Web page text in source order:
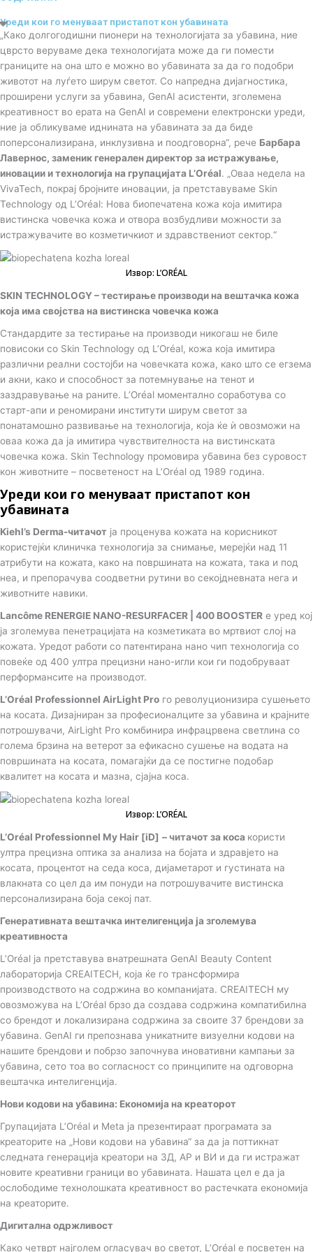
m
t
i
k
t
o
k
-
c
o
n
Уреди кои го менуваат пристапот кон убавината
„Како долгогодишни пионери на технологијата за убавина, ние
цврсто веруваме дека технологијата може да ги помести
границите на она што е можно во убавината за да го подобри
животот на луѓето ширум светот. Со напредна дијагностика,
проширени услуги за убавина, GenAI асистенти, зголемена
креативност во ерата на GenAI и современи електронски уреди,
ние ја обликуваме иднината на убавината за да биде
поперсонализирана, инклузивна и поодговорна“, рече Барбара
Лавернос, заменик генерален директор за истражување,
иновации и технологија на групацијата L’Oréal. „Оваа недела на
VivaTech, покрај бројните иновации, ја претставуваме Skin
Technology од L’Oréal: Нова биопечатена кожа која имитира
вистинска човечка кожа и отвора возбудливи можности за
истражувачите во козметичкиот и здравствениот сектор.“
Извор: L’ORÉAL
SKIN TECHNOLOGY – тестирање производи на вештачка кожа
која има својства на вистинска човечка кожа
Стандардите за тестирање на производи никогаш не биле
повисоки со Skin Technology од L’Oréal, кожа која имитира
различни реални состојби на човечката кожа, како што се егзема
и акни, како и способност за потемнување на тенот и
заздравување на раните. L’Oréal моментално соработува со
старт-апи и реномирани институти ширум светот за
понатамошно развивање на технологија, која ќе ѝ овозможи на
оваа кожа да ја имитира чувствителноста на вистинската
човечка кожа. Skin Technology промовира убавина без суровост
кон животните – посветеност на L’Oréal од 1989 година.
Уреди кои го менуваат пристапот кон
убавината
Kiehl’s Derma-читачот ја проценува кожата на корисникот
користејќи клиничка технологија за снимање, мерејќи над 11
атрибути на кожата, како на површината на кожата, така и под
неа, и препорачува соодветни рутини во секојдневната нега и
животните навики.
Lancôme RENERGIE NANO-RESURFACER | 400 BOOSTER е уред кој
ја зголемува пенетрацијата на козметиката во мртвиот слој на
кожата. Уредот работи со патентирана нано чип технологија со
повеќе од 400 ултра прецизни нано-игли кои ги подобруваат
перформансите на производот.
L’Oréal Professionnel AirLight Pro го револуционизира сушењето
на косата. Дизајниран за професионалците за убавина и крајните
потрошувачи, AirLight Pro комбинира инфрацрвена светлина со
голема брзина на ветерот за ефикасно сушење на водата на
површината на косата, помагајќи да се постигне подобар
квалитет на косата и мазна, сјајна коса.
Извор: L’ORÉAL
L’Oréal Professionnel My Hair [iD] – читачот за коса користи
ултра прецизна оптика за анализа на бојата и здравјето на
косата, процентот на седа коса, дијаметарот и густината на
влакната со цел да им понуди на потрошувачите вистинска
персонализирана боја секој пат.
Генеративната вештачка интелигенција ја зголемува
креативноста
L’Oréal ја претставува внатрешната GenAI Beauty Content
лабораторија CREAITECH, која ќе го трансформира
производството на содржина во компанијата. CREAITECH му
овозможува на L’Oréal брзо да создава содржина компатибилна
со брендот и локализирана содржина за своите 37 брендови за
убавина. GenAI ги препознава уникатните визуелни кодови на
нашите брендови и побрзо започнува иновативни кампањи за
убавина, сето тоа во согласност со принципите на одговорна
вештачка интелигенција.
Нови кодови на убавина: Економија на креаторот
Групацијата L’Oréal и Meta ја презентираат програмата за
креаторите на „Нови кодови на убавина“ за да ја поттикнат
следната генерација креатори на 3Д, АР и ВИ и да ги истражат
новите креативни граници во убавината. Нашата цел е да ја
ослободиме технолошката креативност во растечката економија
на креаторите.
Дигитална одржливост
Како четврт најголем огласувач во светот, L’Oréal е посветен на